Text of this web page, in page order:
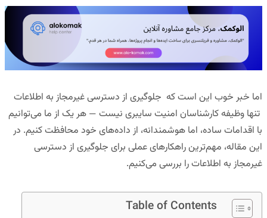
اما خبر خوب این است که جلوگیری از دسترسی غیرمجاز به اطلاعات
تنها وظیفه کارشناسان امنیت سایبری نیست — هر یک از ما می‌توانیم
با اقدامات ساده، اما هوشمندانه، از داده‌های خود محافظت کنیم. در
این مقاله، مهم‌ترین راهکارهای عملی برای جلوگیری از دسترسی
غیرمجاز به اطلاعات را بررسی می‌کنیم.
Table of Contents